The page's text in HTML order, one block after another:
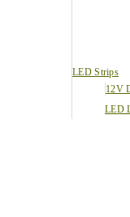
LED Strips
12V
LED